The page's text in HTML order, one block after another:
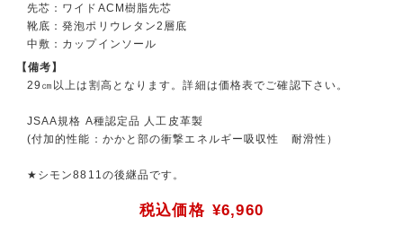
先芯：ワイドACM樹脂先芯
靴底：発泡ポリウレタン2層底
中敷：カップインソール
【備考】
29㎝以上は割高となります。詳細は価格表でご確認下さい。
JSAA規格 A種認定品 人工皮革製
(付加的性能：かかと部の衝撃エネルギー吸収性 耐滑性）
★シモン8811の後継品です。
税込価格 ¥6,960